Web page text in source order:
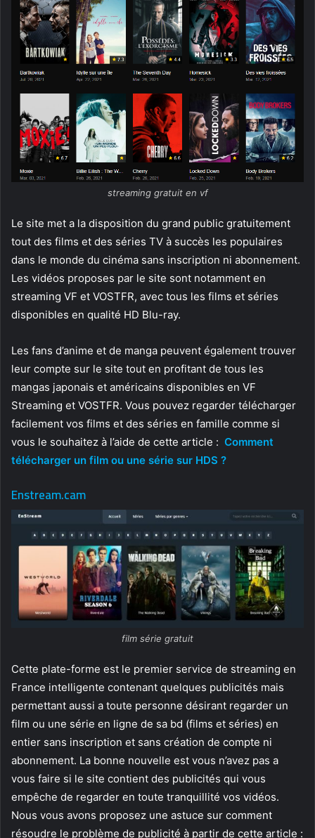
streaming gratuit en vf
Le site met a la disposition du grand public gratuitement
tout des films et des séries TV à succès les populaires
dans le monde du cinéma sans inscription ni abonnement.
Les vidéos proposes par le site sont notamment en
streaming VF et VOSTFR, avec tous les films et séries
disponibles en qualité HD Blu-ray.
Les fans d’anime et de manga peuvent également trouver
leur compte sur le site tout en profitant de tous les
mangas japonais et américains disponibles en VF
Streaming et VOSTFR. Vous pouvez regarder télécharger
facilement vos films et des séries en famille comme si
vous le souhaitez à l’aide de cette article : Comment
télécharger un film ou une série sur HDS ?
Enstream.cam
film série gratuit
Cette plate-forme est le premier service de streaming en
France intelligente contenant quelques publicités mais
permettant aussi a toute personne désirant regarder un
film ou une série en ligne de sa bd (films et séries) en
entier sans inscription et sans création de compte ni
abonnement. La bonne nouvelle est vous n’avez pas a
vous faire si le site contient des publicités qui vous
empêche de regarder en toute tranquillité vos vidéos.
Nous vous avons proposez une astuce sur comment
résoudre le problème de publicité à partir de cette article :